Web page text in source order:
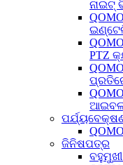
ନାଇଟ୍
PTZ
ଆଇବଲ୍
ଜିନିଷପତ୍ର